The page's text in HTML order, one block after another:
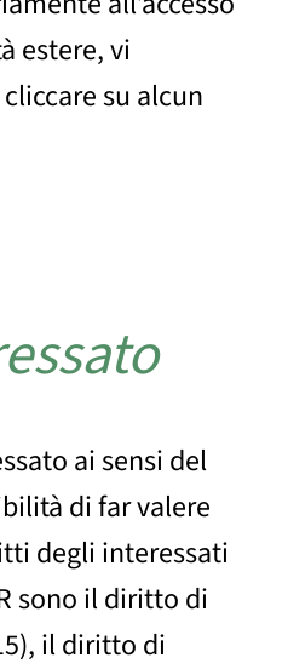
estere, vi
su alcun
ai sensi del
di far valere
degli interessati
sono il diritto di
il diritto di